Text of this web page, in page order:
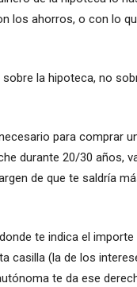
los ahorros, o con lo
la hipoteca, no
para comprar
durante 20/30 años,
de que te saldría
te indica el
casilla (la de los
te da ese